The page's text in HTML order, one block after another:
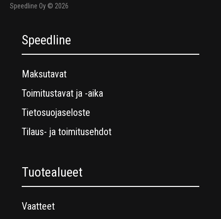
Speedline Oy © 2026
Speedline
Maksutavat
Toimitustavat ja -aika
Tietosuojaseloste
Tilaus- ja toimitusehdot
Tuotealueet
Vaatteet